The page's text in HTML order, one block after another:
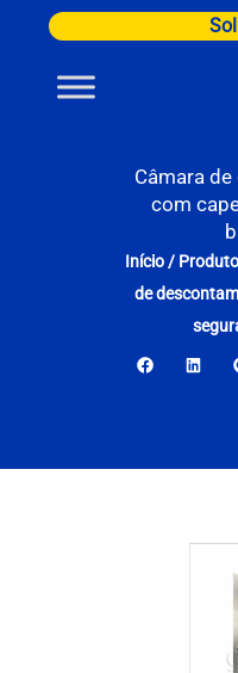
Câmara
com
Início/ Produto
de